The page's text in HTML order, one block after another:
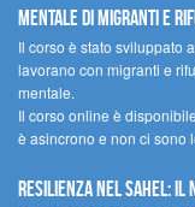
mentale di migranti e
Il corso è stato sviluppato
lavorano con migranti e
mentale.
Il corso online è
è asincrono e non ci sono
Resilienza nel Sahel: il